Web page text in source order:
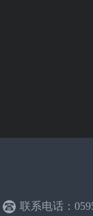
联系电话：